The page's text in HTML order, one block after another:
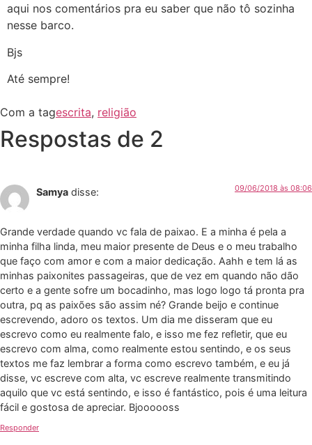
aqui nos comentários pra eu saber que não tô sozinha
nesse barco.
Bjs
Até sempre!
Com a tagescrita, religião
Respostas de 2
Samya disse: 09/06/2018 às 08:06
Grande verdade quando vc fala de paixao. E a minha é pela a
minha filha linda, meu maior presente de Deus e o meu trabalho
que faço com amor e com a maior dedicação. Aahh e tem lá as
minhas paixonites passageiras, que de vez em quando não dão
certo e a gente sofre um bocadinho, mas logo logo tá pronta pra
outra, pq as paixões são assim né? Grande beijo e continue
escrevendo, adoro os textos. Um dia me disseram que eu
escrevo como eu realmente falo, e isso me fez refletir, que eu
escrevo com alma, como realmente estou sentindo, e os seus
textos me faz lembrar a forma como escrevo também, e eu já
disse, vc escreve com alta, vc escreve realmente transmitindo
aquilo que vc está sentindo, e isso é fantástico, pois é uma leitura
fácil e gostosa de apreciar. Bjoooooss
Responder